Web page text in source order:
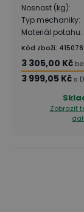
Nosnost (kg):
Typ mechaniky:
Materiál potahu:
Kód zboží: 415078
3 305,00 Kč
3 999,05 Kč s
Zobrazit